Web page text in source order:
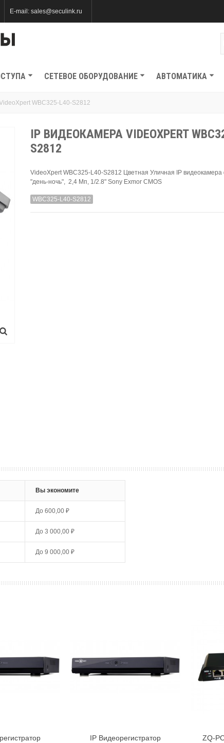
E-mail: sales@seculink.ru
СЕТЕВОЕ ОБОРУДОВАНИЕ АВТОМАТИКА
WBC325-L40-S2812
IP ВИДЕОКАМЕРА VIDEOXPERT
S2812
VideoXpert WBC325-L40-S2812 Цветная Уличная IP видеокамера
"день-ночь", 2,4 Мп, 1/2.8" Sony Exmor CMOS
WBC325-L40-S2812
Вы экономите
До 600,00 ₽
До 3 000,00 ₽
До 9 000,00 ₽
В корзину
IP Видеорегистратор
ZQ-